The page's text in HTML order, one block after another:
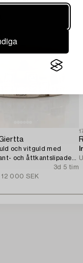
och vitguld med
och åttkantslipade
3d 5 tim
12 000 SEK